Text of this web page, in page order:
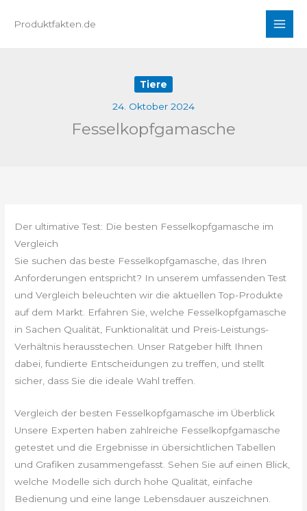
InhaltProduktfakten.de
Tiere
24. Oktober 2024
Fesselkopfgamasche
Der ultimative Test: Die besten Fesselkopfgamasche im
Vergleich
Sie suchen das beste Fesselkopfgamasche, das Ihren
Anforderungen entspricht? In unserem umfassenden Test
und Vergleich beleuchten wir die aktuellen Top-Produkte
auf dem Markt. Erfahren Sie, welche Fesselkopfgamasche
in Sachen Qualität, Funktionalität und Preis-Leistungs-
Verhältnis herausstechen. Unser Ratgeber hilft Ihnen
dabei, fundierte Entscheidungen zu treffen, und stellt
sicher, dass Sie die ideale Wahl treffen.
Vergleich der besten Fesselkopfgamasche im Überblick
Unsere Experten haben zahlreiche Fesselkopfgamasche
getestet und die Ergebnisse in übersichtlichen Tabellen
und Grafiken zusammengefasst. Sehen Sie auf einen Blick,
welche Modelle sich durch hohe Qualität, einfache
Bedienung und eine lange Lebensdauer auszeichnen.